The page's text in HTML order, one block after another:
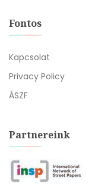
Fontos
Kapcsolat
Privacy Policy
ÁSZF
Partnereink